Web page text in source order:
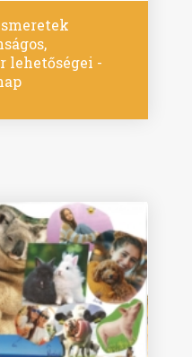
lehetőségei -